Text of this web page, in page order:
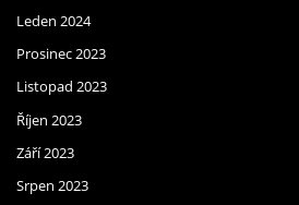
Leden 2024
Prosinec 2023
Listopad 2023
Říjen 2023
Září 2023
Srpen 2023